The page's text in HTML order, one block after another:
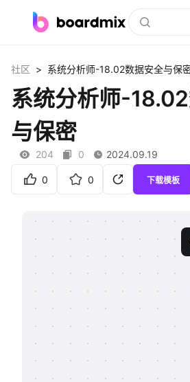
社区资源
会员
企业服务
支持
帮助中心
社区 > 系统分析师-18.02数据安全与保
系统分析师-
与保密
204 0 2024.09.19
0 0 下载模板